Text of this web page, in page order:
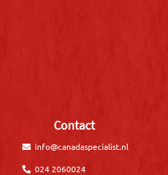
Contact
info@canadaspecialist.nl
024 2060024